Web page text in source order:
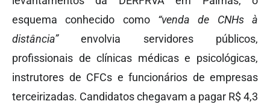
esquema conhecido como “venda de CNHs à
distância”envolvia servidores públicos,
profissionais de clínicas médicas e psicológicas,
instrutores de CFCs e funcionários de empresas
terceirizadas. Candidatos chegavam a pagar R$ 4,3